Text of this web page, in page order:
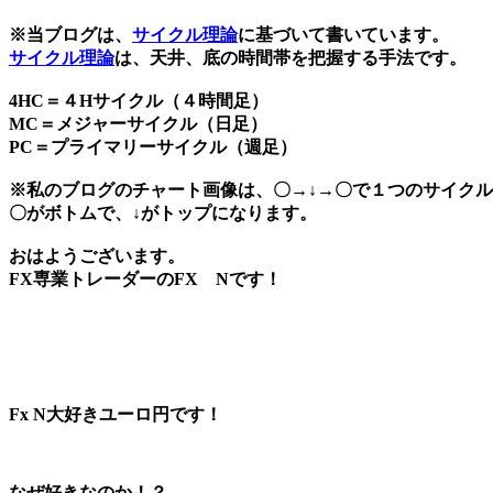
※当ブログは、 サイクル理論に基づいて書いています。
サイクル理論は、天井、底の時間帯を把握する手法です。
4HC＝４Hサイクル（４時間足）
MC＝メジャーサイクル（日足）
PC＝プライマリーサイクル（週足）
※私のブログのチャート画像は、〇→↓→〇で１つのサイクル
〇がボトムで、↓がトップになります。
おはようございます。
FX専業トレーダーのFX Nです！
Fx N大好きユーロ円です！